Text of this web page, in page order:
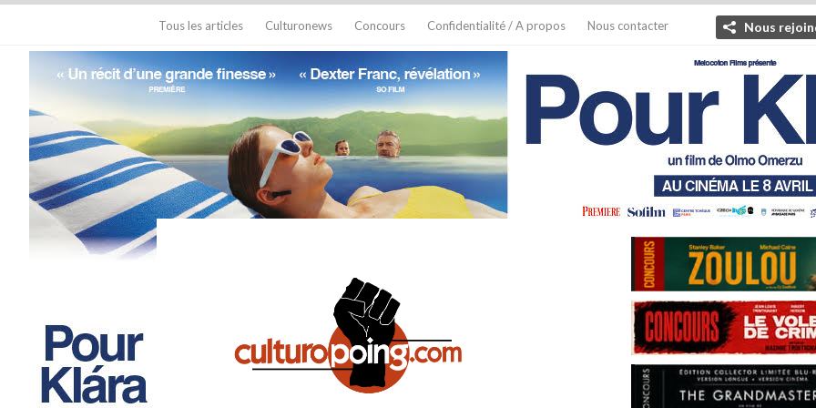
Tous les articles Culturonews Concours Confidentialité / A propos Nous contacter Nous